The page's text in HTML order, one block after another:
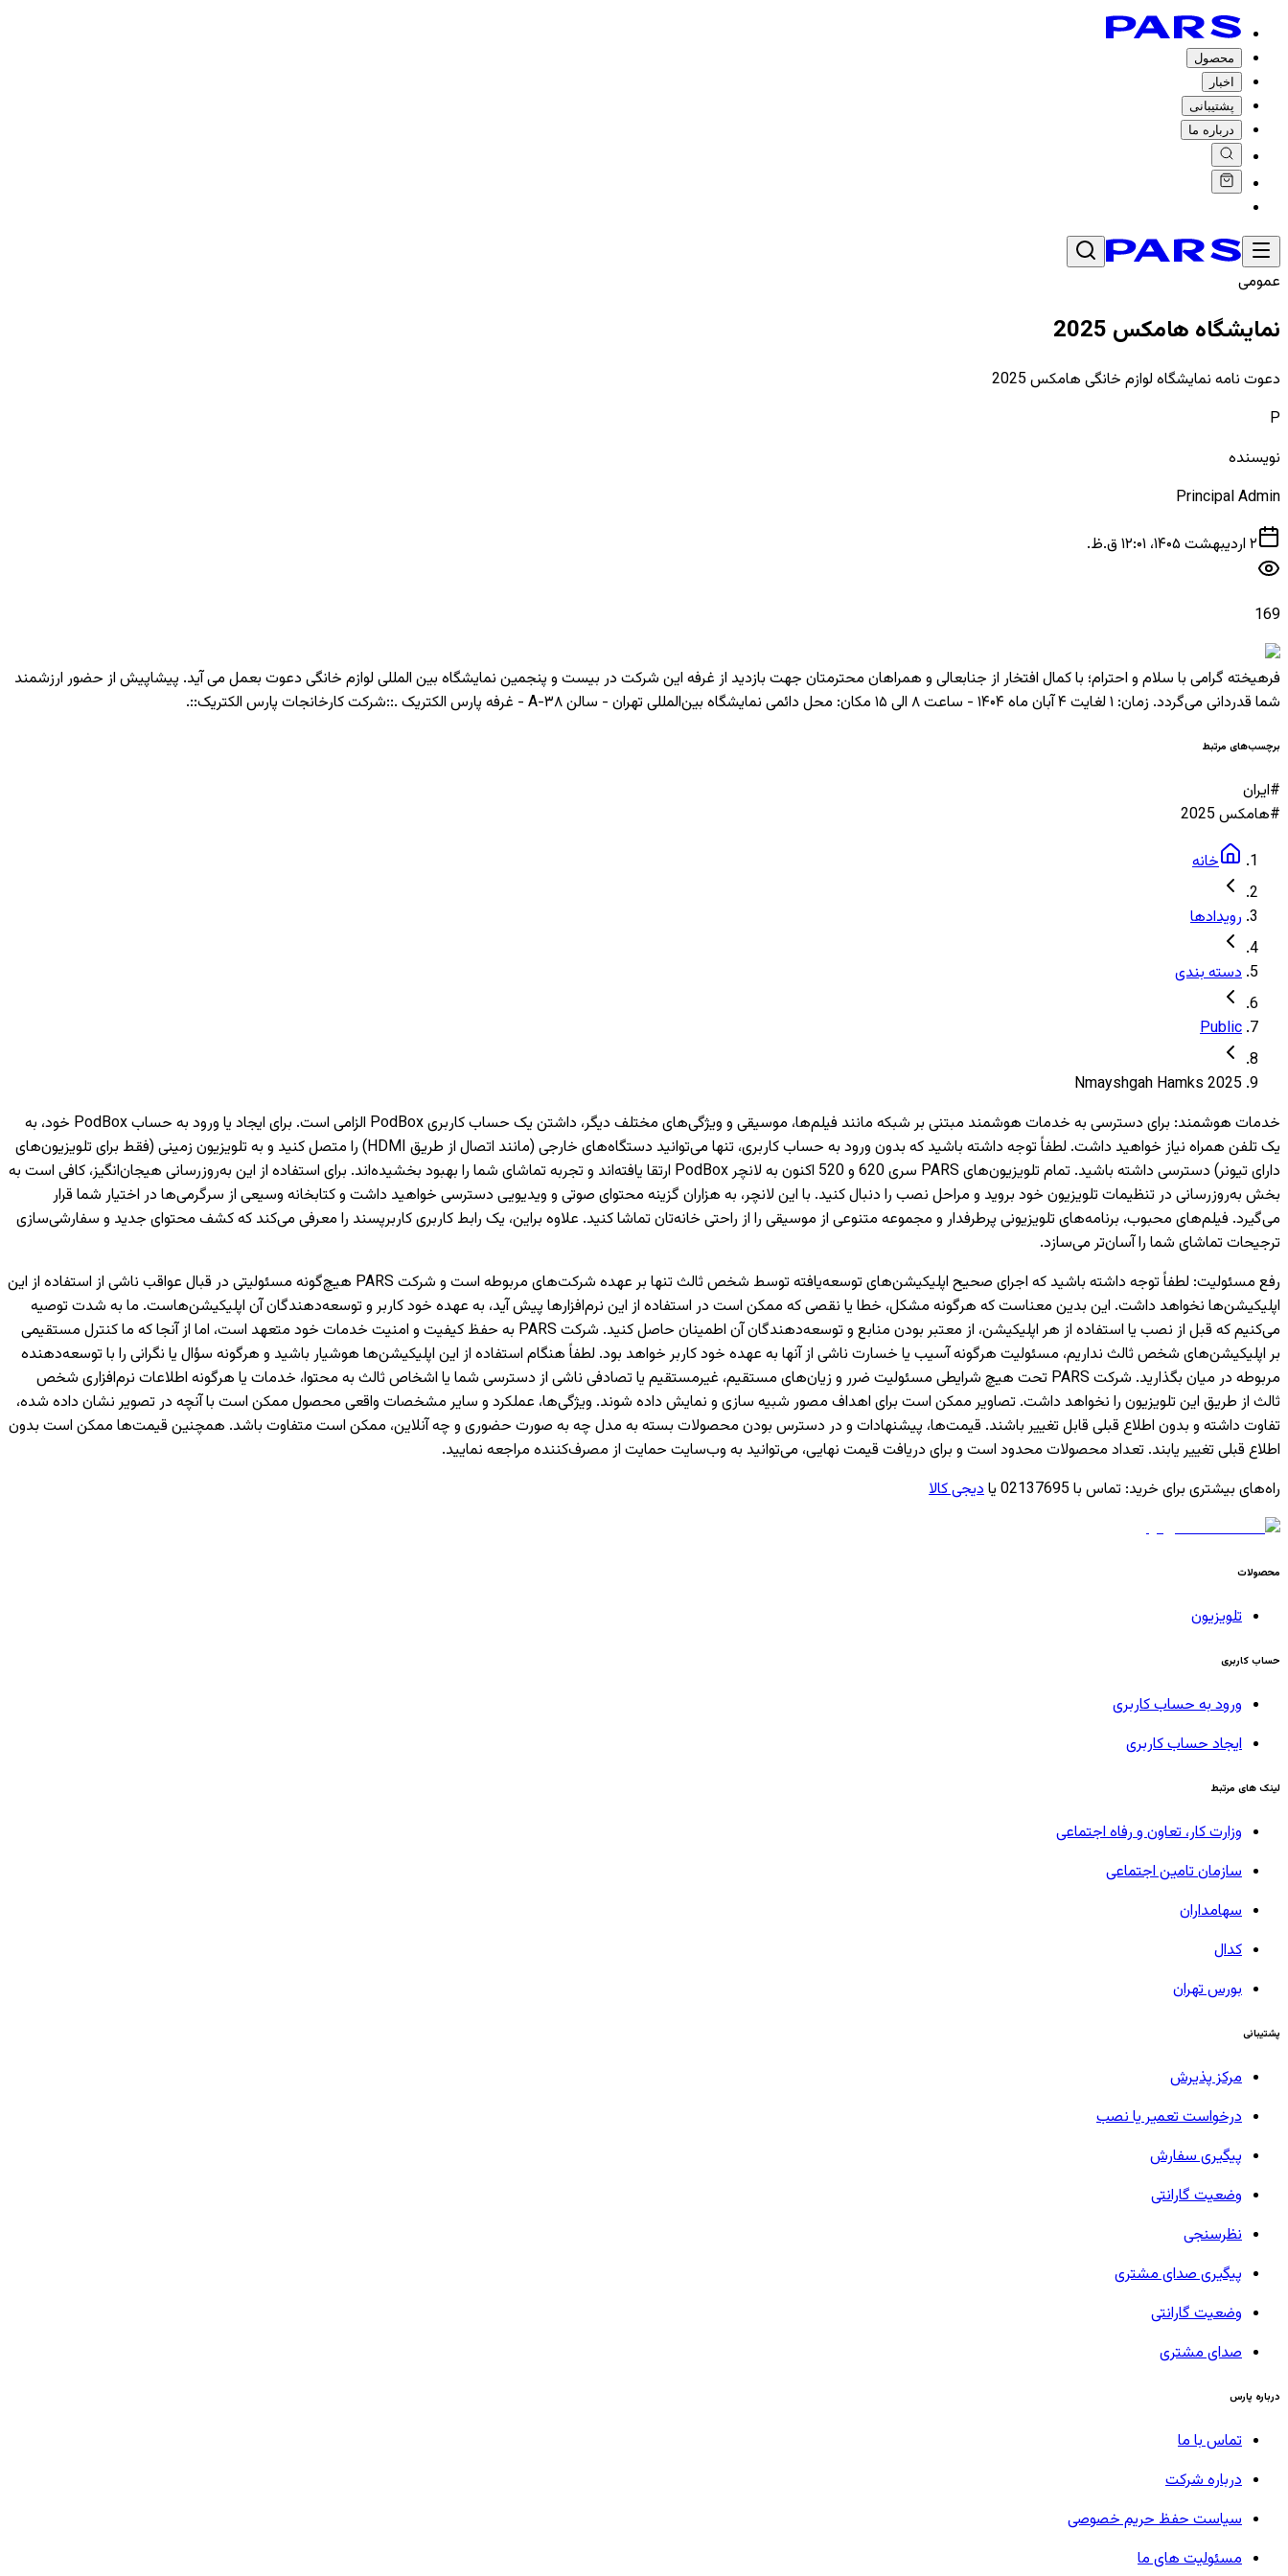
محصول
اخبار
پشتیبانی
درباره ما
عمومی
نمایشگاه هامکس 2025
دعوت نامه نمایشگاه لوازم خانگی هامکس 2025
P
نویسنده
Principal Admin
۲ اردیبهشت ۱۴۰۵، ۱۲:۰۱ ق.ظ.
169
فرهیخته گرامی با سلام و احترام؛ با کمال افتخار از جنابعالی و همراهان محترمتان جهت بازدید از غرفه این شرکت در بیست و پنجمین نمایشگاه بین المللی لوازم خانگی دعوت بعمل می آید. پیشاپیش از حضور ارزشمند
شما قدردانی می‌گردد. زمان: ۱ لغایت ۴ آبان ماه ۱۴۰۴ - ساعت ۸ الی ۱۵ مکان: محل دائمی نمایشگاه بین‌المللی تهران - سالن ۳۸-A - غرفه پارس الکتریک .::شرکت کارخانجات پارس الکتریک::.
برچسب‌های مرتبط
#ایران
#هامکس 2025
خانه
رویدادها
دسته بندی
Public
Nmayshgah Hamks 2025
خدمات هوشمند:
برای دسترسی به خدمات هوشمند مبتنی بر شبکه مانند فیلم‌ها، موسیقی و ویژگی‌های مختلف دیگر، داشتن یک حساب کاربری PodBox الزامی است. برای ایجاد یا ورود به حساب PodBox خود، به
یک تلفن همراه نیاز خواهید داشت. لطفاً توجه داشته باشید که بدون ورود به حساب کاربری، تنها می‌توانید دستگاه‌های خارجی (مانند اتصال از طریق HDMI) را متصل کنید و به تلویزیون‌ زمینی (فقط برای تلویزیون‌های
دارای تیونر) دسترسی داشته باشید. تمام تلویزیون‌های PARS سری 620 و 520 اکنون به لانچر PodBox ارتقا یافته‌اند و تجربه تماشای شما را بهبود بخشیده‌اند. برای استفاده از این به‌روزرسانی هیجان‌انگیز، کافی است به
بخش به‌روزرسانی در تنظیمات تلویزیون خود بروید و مراحل نصب را دنبال کنید. با این لانچر، به هزاران گزینه محتوای صوتی و ویدیویی دسترسی خواهید داشت و کتابخانه وسیعی از سرگرمی‌ها در اختیار شما قرار
می‌گیرد. فیلم‌های محبوب، برنامه‌های تلویزیونی پرطرفدار و مجموعه متنوعی از موسیقی را از راحتی خانه‌تان تماشا کنید. علاوه براین، یک رابط کاربری کاربرپسند را معرفی می‌کند که کشف محتوای جدید و سفارشی‌سازی
ترجیحات تماشای شما را آسان‌تر می‌سازد.
رفع مسئولیت:
لطفاً توجه داشته باشید که اجرای صحیح اپلیکیشن‌های توسعه‌یافته توسط شخص ثالث تنها بر عهده شرکت‌های مربوطه است و شرکت PARS هیچ‌گونه مسئولیتی در قبال عواقب ناشی از استفاده از این
اپلیکیشن‌ها نخواهد داشت. این بدین معناست که هرگونه مشکل، خطا یا نقصی که ممکن است در استفاده از این نرم‌افزارها پیش آید، به عهده خود کاربر و توسعه‌دهندگان آن اپلیکیشن‌هاست. ما به شدت توصیه
می‌کنیم که قبل از نصب یا استفاده از هر اپلیکیشن، از معتبر بودن منابع و توسعه‌دهندگان آن اطمینان حاصل کنید. شرکت PARS به حفظ کیفیت و امنیت خدمات خود متعهد است، اما از آنجا که ما کنترل مستقیمی
بر اپلیکیشن‌های شخص ثالث نداریم، مسئولیت هرگونه آسیب یا خسارت ناشی از آنها به عهده خود کاربر خواهد بود. لطفاً هنگام استفاده از این اپلیکیشن‌ها هوشیار باشید و هرگونه سؤال یا نگرانی را با توسعه‌دهنده
مربوطه در میان بگذارید. شرکت PARS تحت هیچ شرایطی مسئولیت ضرر و زیان‌های مستقیم، غیرمستقیم یا تصادفی ناشی از دسترسی شما یا اشخاص ثالث به محتوا، خدمات یا هرگونه اطلاعات نرم‌افزاری شخص
ثالث از طریق این تلویزیون را نخواهد داشت. تصاویر ممکن است برای اهداف مصور شبیه سازی و نمایش داده شوند. ویژگی‌ها، عملکرد و سایر مشخصات واقعی محصول ممکن است با آنچه در تصویر نشان داده شده،
تفاوت داشته و بدون اطلاع قبلی قابل تغییر باشند. قیمت‌ها، پیشنهادات و در دسترس بودن محصولات بسته به مدل چه به صورت حضوری و چه آنلاین، ممکن است متفاوت باشد. همچنین قیمت‌ها ممکن است بدون
اطلاع قبلی تغییر یابند. تعداد محصولات محدود است و برای دریافت قیمت نهایی، می‌توانید به وب‌سایت حمایت از مصرف‌کننده مراجعه نمایید.
راه‌های بیشتری برای خرید: تماس با 02137695 یا دیجی کالا
محصولات
تلویزیون
حساب کاربری
ورود به حساب کاربری
ایجاد حساب کاربری
لینک های مرتبط
وزارت کار، تعاون و رفاه اجتماعی
سازمان تامین اجتماعی
سهامداران
کدال
بورس تهران
پشتیبانی
مرکز پذیرش
درخواست تعمیر یا نصب
پیگیری سفارش
وضعیت گارانتی
نظرسنجی
پیگیری صدای مشتری
وضعیت گارانتی
صدای مشتری
درباره پارس
تماس با ما
درباره شرکت
سیاست حفظ حریم خصوصی
مسئولیت های ما